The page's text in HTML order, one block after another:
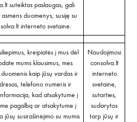
suteiktas paslaugas, gali
duomenys, susiję su
interneto svetaine.
kreipiatės į mus dėl
mums klausimus, mes
kaip jūsų vardas ir
telefono numeris ir
kad atsakytume į
pagalbą ar atsakytume į
jūsų susirašinėjimo su mumis
Naudojimosi
consolva.lt
interneto
svetaine,
sutarties,
sudarytos
tarp jūsų ir